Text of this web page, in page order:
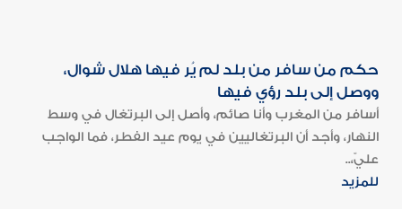
حكم من سافر من بلد لم يُر فيها هلال شوال،
ووصل إلى بلد رؤي فيها
أسافر من المغرب وأنا صائم، وأصل إلى البرتغال في وسط
النهار، وأجد أن البرتغاليين في يوم عيد الفطر، فما الواجب
عليّ،..
للمزيد